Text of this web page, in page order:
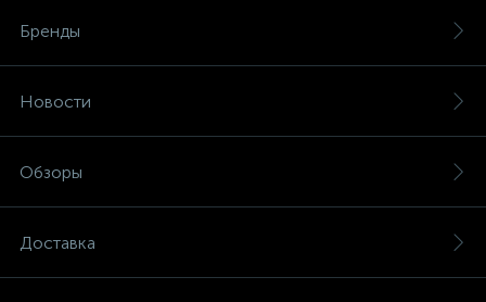
Бренды
Новости
Обзоры
Доставка